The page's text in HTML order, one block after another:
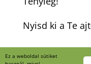
Nyisd ki a Te
Ez a weboldal sütiket